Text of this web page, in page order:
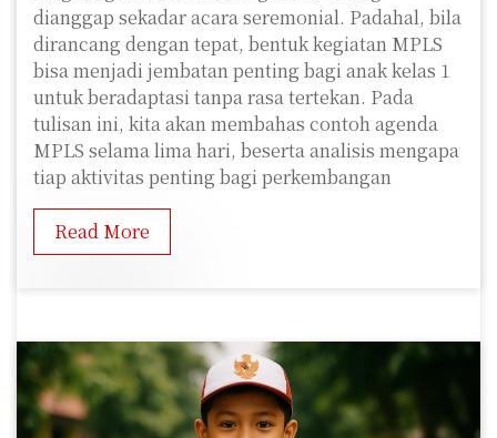
dianggap sekadar acara seremonial. Padahal, bila
dirancang dengan tepat, bentuk kegiatan MPLS
bisa menjadi jembatan penting bagi anak kelas 1
untuk beradaptasi tanpa rasa tertekan. Pada
tulisan ini, kita akan membahas contoh agenda
MPLS selama lima hari, beserta analisis mengapa
tiap aktivitas penting bagi perkembangan
Read More